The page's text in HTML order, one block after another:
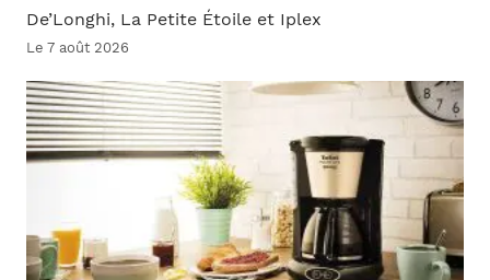
De’Longhi, La Petite Étoile et Iplex
Le 7 août 2026